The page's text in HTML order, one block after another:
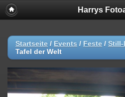
Harrys
Startseite / Events / Feste / Still-
Tafel der Welt